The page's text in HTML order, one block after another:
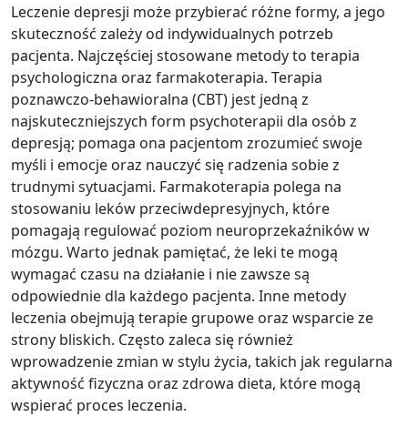
Leczenie depresji może przybierać różne formy, a jego
skuteczność zależy od indywidualnych potrzeb
pacjenta. Najczęściej stosowane metody to terapia
psychologiczna oraz farmakoterapia. Terapia
poznawczo-behawioralna (CBT) jest jedną z
najskuteczniejszych form psychoterapii dla osób z
depresją; pomaga ona pacjentom zrozumieć swoje
myśli i emocje oraz nauczyć się radzenia sobie z
trudnymi sytuacjami. Farmakoterapia polega na
stosowaniu leków przeciwdepresyjnych, które
pomagają regulować poziom neuroprzekaźników w
mózgu. Warto jednak pamiętać, że leki te mogą
wymagać czasu na działanie i nie zawsze są
odpowiednie dla każdego pacjenta. Inne metody
leczenia obejmują terapie grupowe oraz wsparcie ze
strony bliskich. Często zaleca się również
wprowadzenie zmian w stylu życia, takich jak regularna
aktywność fizyczna oraz zdrowa dieta, które mogą
wspierać proces leczenia.